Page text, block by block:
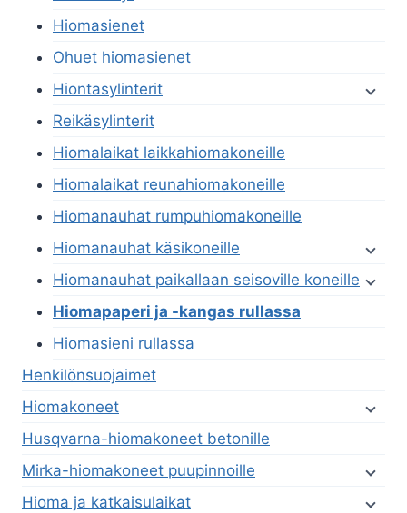
Hiomasienet
Ohuet hiomasienet
Hiontasylinterit
Reikäsylinterit
Hiomalaikat laikkahiomakoneille
Hiomalaikat reunahiomakoneille
Hiomanauhat rumpuhiomakoneille
Hiomanauhat käsikoneille
Hiomanauhat paikallaan seisoville koneille
Hiomapaperi ja -kangas rullassa
Hiomasieni rullassa
Henkilönsuojaimet
Hiomakoneet
Husqvarna-hiomakoneet betonille
Mirka-hiomakoneet puupinnoille
Hioma ja katkaisulaikat